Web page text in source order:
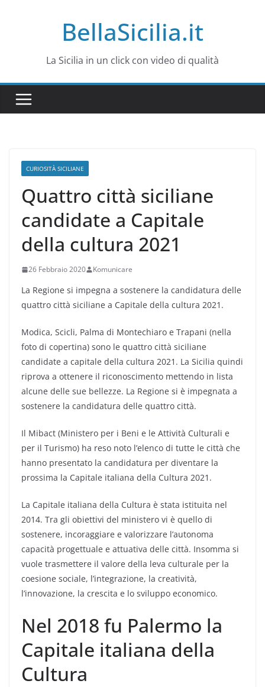
BellaSicilia.it
La Sicilia in un click con video di qualità
CURIOSITÀ SICILIANE
Quattro città siciliane
candidate a Capitale
della cultura 2021
26 Febbraio 2020 Komunicare
La Regione si impegna a sostenere la candidatura delle
quattro città siciliane a Capitale della cultura 2021.
Modica, Scicli, Palma di Montechiaro e Trapani (nella
foto di copertina) sono le quattro città siciliane
candidate a capitale della cultura 2021. La Sicilia quindi
riprova a ottenere il riconoscimento mettendo in lista
alcune delle sue bellezze. La Regione si è impegnata a
sostenere la candidatura delle quattro città.
Il Mibact (Ministero per i Beni e le Attività Culturali e
per il Turismo) ha reso noto l’elenco di tutte le città che
hanno presentato la candidatura per diventare la
prossima la Capitale italiana della Cultura 2021.
La Capitale italiana della Cultura è stata istituita nel
2014. Tra gli obiettivi del ministero vi è quello di
sostenere, incoraggiare e valorizzare l’autonoma
capacità progettuale e attuativa delle città. Insomma si
vuole trasmettere il valore della leva culturale per la
coesione sociale, l’integrazione, la creatività,
l’innovazione, la crescita e lo sviluppo economico.
Nel 2018 fu Palermo la
Capitale italiana della
Cultura